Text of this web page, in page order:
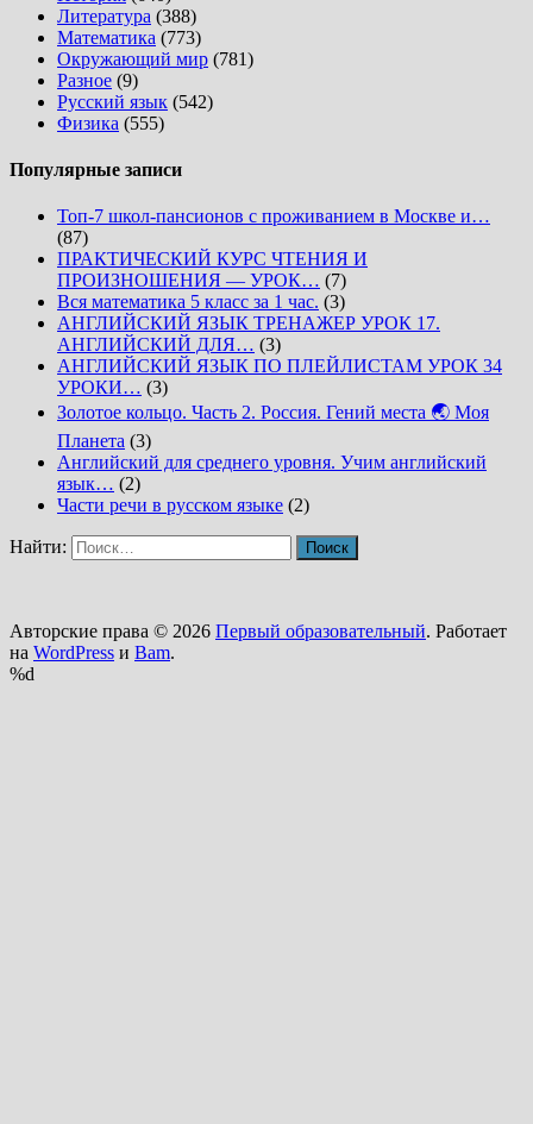
Литература (388)
Математика (773)
Окружающий мир (781)
Разное (9)
Русский язык (542)
Физика (555)
Популярные записи
Топ-7 школ-пансионов с проживанием в Москве и…
(87)
ПРАКТИЧЕСКИЙ КУРС ЧТЕНИЯ И
ПРОИЗНОШЕНИЯ — УРОК… (7)
Вся математика 5 класс за 1 час. (3)
АНГЛИЙСКИЙ ЯЗЫК ТРЕНАЖЕР УРОК 17.
АНГЛИЙСКИЙ ДЛЯ… (3)
АНГЛИЙСКИЙ ЯЗЫК ПО ПЛЕЙЛИСТАМ УРОК 34
УРОКИ… (3)
Золотое кольцо. Часть 2. Россия. Гений места 🌏 Моя
Планета (3)
Английский для среднего уровня. Учим английский
язык… (2)
Части речи в русском языке (2)
Найти:
Авторские права © 2026 Первый образовательный. Работает
на WordPress и Bam.
%d